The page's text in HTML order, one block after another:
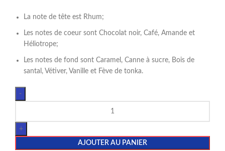
La note de tête est Rhum;
Les notes de coeur sont Chocolat noir, Café, Amande et
Héliotrope;
Les notes de fond sont Caramel, Canne à sucre, Bois de
santal, Vétiver, Vanille et Fève de tonka.
AJOUTER AU PANIER